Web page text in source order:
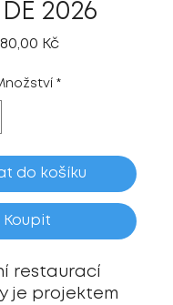
2026
KčCena
*
do košíku
Koupit
restaurací
je projektem